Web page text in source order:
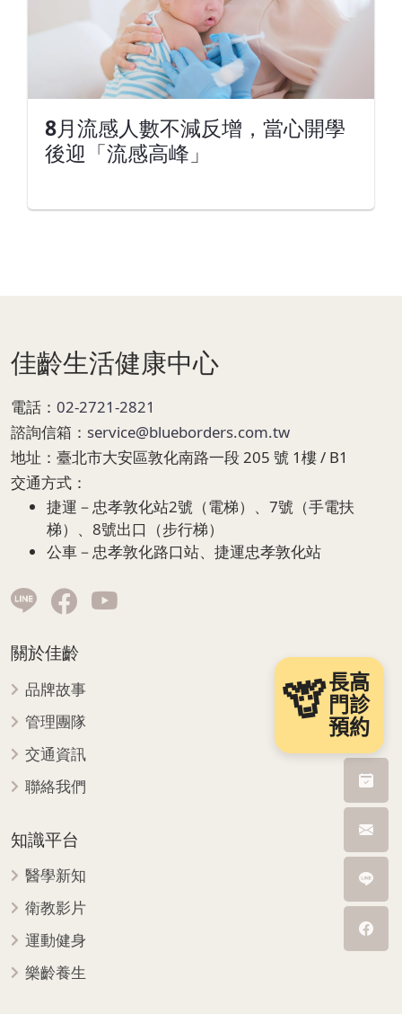
8月流感人數不減反增，當心開學
後迎「流感高峰」
🦒長高
門診
預約
佳齡生活健康中心
電話： 02-2721-2821
諮詢信箱： service@blueborders.com.tw
地址： 臺北市大安區敦化南路一段 205 號 1樓 / B1
交通方式：
捷運－忠孝敦化站2號（電梯）、7號（手電扶
梯）、8號出口（步行梯）
公車－忠孝敦化路口站、捷運忠孝敦化站
關於佳齡
品牌故事
管理團隊
交通資訊
聯絡我們
知識平台
醫學新知
衛教影片
運動健身
樂齡養生